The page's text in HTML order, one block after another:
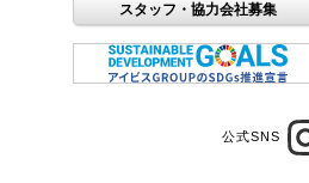
スタッフ・協力会社募集
公式SNS